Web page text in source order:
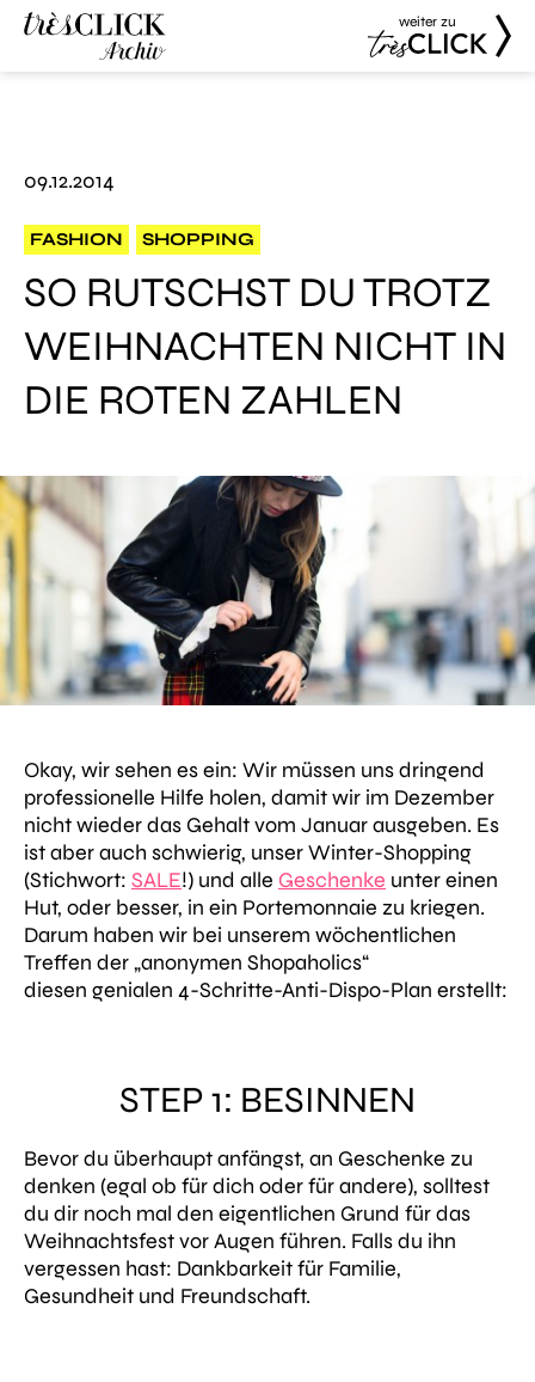
weiter zu
09.12.2014
FASHION SHOPPING
SO RUTSCHST DU TROTZ
WEIHNACHTEN NICHT IN
DIE ROTEN ZAHLEN
Okay, wir sehen es ein: Wir müssen uns dringend
professionelle Hilfe holen, damit wir im Dezember
nicht wieder das Gehalt vom Januar ausgeben. Es
ist aber auch schwierig, unser Winter-Shopping
(Stichwort: SALE!) und alle Geschenke unter einen
Hut, oder besser, in ein Portemonnaie zu kriegen.
Darum haben wir bei unserem wöchentlichen
Treffen der „anonymen Shopaholics“
diesen genialen 4-Schritte-Anti-Dispo-Plan erstellt:
STEP 1: BESINNEN
Bevor du überhaupt anfängst, an Geschenke zu
denken (egal ob für dich oder für andere), solltest
du dir noch mal den eigentlichen Grund für das
Weihnachtsfest vor Augen führen. Falls du ihn
vergessen hast: Dankbarkeit für Familie,
Gesundheit und Freundschaft.